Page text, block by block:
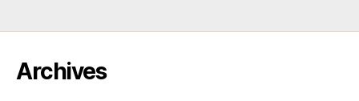
Archives